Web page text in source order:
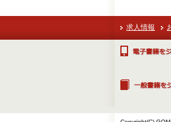
求人情報